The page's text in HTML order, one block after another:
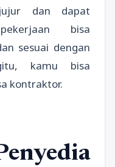
dan dapat
bisa
sesuai dengan
kamu bisa
kontraktor.